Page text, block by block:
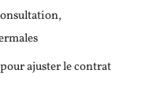
ajuster le contrat